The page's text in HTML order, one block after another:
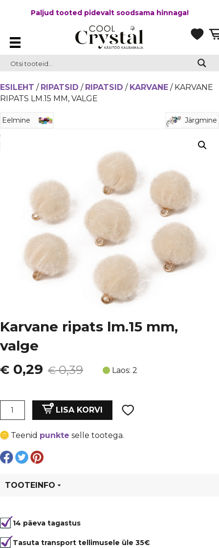
Paljud tooted pidevalt soodsama hinnaga!
ESILEHT / RIPATSID / RIPATSID / KARVANE / KARVANE
RIPATS LM.15 MM, VALGE
Eelmine Järgmine
Karvane ripats lm.15 mm,
valge
€0,39
Algne
oli:
€ 0,39.
€ 0,29
Current
is:
€ 0,29.
Laos: 2
Karvane
mm,
valge
kogus
LISA KORVI
Teenid punkte selle tootega.
TOOTEINFO
Värvus
Beež
Kuju
ümmargune
14 päeva tagastus
Tasuta transport tellimusele üle 35€